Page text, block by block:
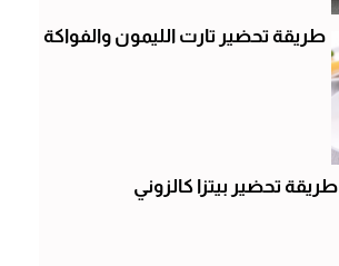
طريقة تحضير تارت الليمون والفواكة
طريقة تحضير بيتزا كالزوني